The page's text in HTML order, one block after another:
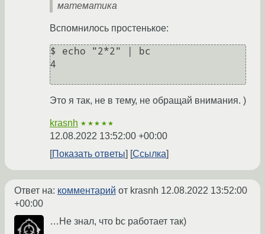
математика
Вспомнилось простенькое:
$ echo "2*2" | bc
4
Это я так, не в тему, не обращай внимания. )
krasnh ★★★★★
12.08.2022 13:52:00 +00:00
Показать ответы
Ссылка
Ответ на: комментарий от krasnh 12.08.2022 13:52:00
+00:00
…Не знал, что bc работает так)